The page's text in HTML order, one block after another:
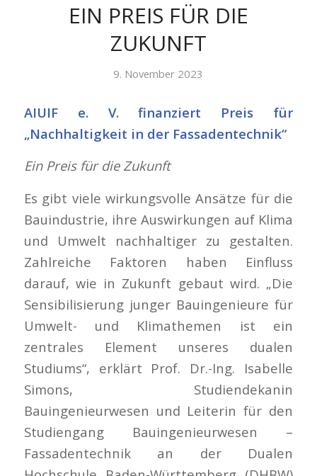
EIN PREIS FÜR DIE
ZUKUNFT
9. November 2023
AIUIF e. V. finanziert Preis für
„Nachhaltigkeit in der Fassadentechnik“
Ein Preis für die Zukunft
Es gibt viele wirkungsvolle Ansätze für die
Bauindustrie, ihre Auswirkungen auf Klima
und Umwelt nachhaltiger zu gestalten.
Zahlreiche Faktoren haben Einfluss
darauf, wie in Zukunft gebaut wird. „Die
Sensibilisierung junger Bauingenieure für
Umwelt- und Klimathemen ist ein
zentrales Element unseres dualen
Studiums“, erklärt Prof. Dr.-Ing. Isabelle
Simons, Studiendekanin
Bauingenieurwesen und Leiterin für den
Studiengang Bauingenieurwesen –
Fassadentechnik an der Dualen